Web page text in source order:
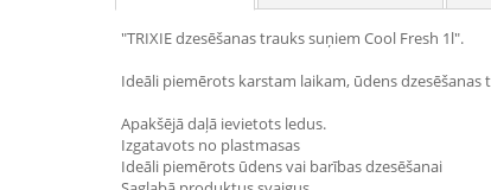
"TRIXIE dzesēšanas trauks suņiem Cool Fresh 1l".
Ideāli piemērots karstam laikam, ūdens dzesēšanas
Apakšējā daļā ievietots ledus.
Izgatavots no plastmasas
Ideāli piemērots ūdens vai barības dzesēšanai